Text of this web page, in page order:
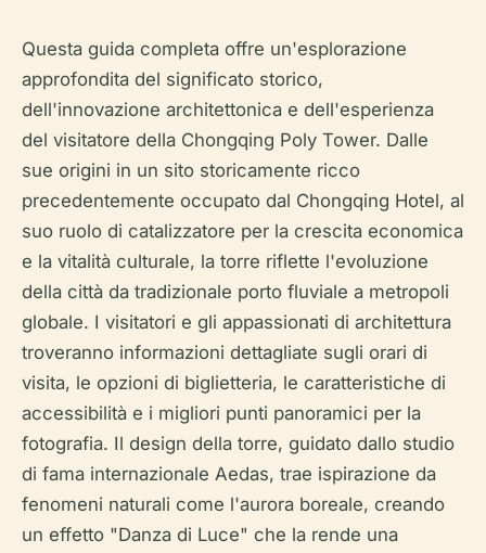
Questa guida completa offre un'esplorazione
approfondita del significato storico,
dell'innovazione architettonica e dell'esperienza
del visitatore della Chongqing Poly Tower. Dalle
sue origini in un sito storicamente ricco
precedentemente occupato dal Chongqing Hotel, al
suo ruolo di catalizzatore per la crescita economica
e la vitalità culturale, la torre riflette l'evoluzione
della città da tradizionale porto fluviale a metropoli
globale. I visitatori e gli appassionati di architettura
troveranno informazioni dettagliate sugli orari di
visita, le opzioni di biglietteria, le caratteristiche di
accessibilità e i migliori punti panoramici per la
fotografia. Il design della torre, guidato dallo studio
di fama internazionale Aedas, trae ispirazione da
fenomeni naturali come l'aurora boreale, creando
un effetto "Danza di Luce" che la rende una